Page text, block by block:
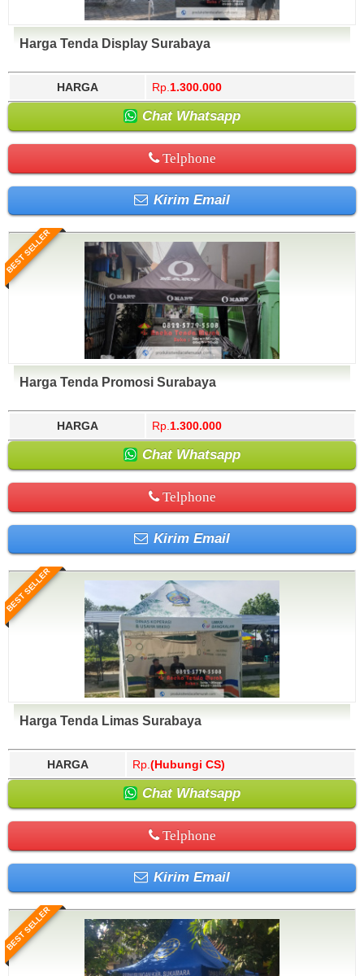
Harga Tenda Display Surabaya
HARGA Rp. 1.300.000
Chat Whatsapp
Telphone
Kirim Email
BEST SELLER
Harga Tenda Promosi Surabaya
HARGA Rp. 1.300.000
Chat Whatsapp
Telphone
Kirim Email
BEST SELLER
Harga Tenda Limas Surabaya
HARGA Rp. (Hubungi CS)
Chat Whatsapp
Telphone
Kirim Email
BEST SELLER